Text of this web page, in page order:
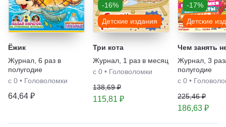
Ёжик
Журнал 6 раз в
полугодие
с 0 • Головоломки
64,64 ₽
-16%
Детские издания
Три кота
Журнал 1 раз в месяц
с 0 • Головоломки
138,69 ₽
115,81 ₽
-17%
Детские
Чем занять
Журнал 3
полугодие
с 0 •
225,46 ₽
186,63 ₽